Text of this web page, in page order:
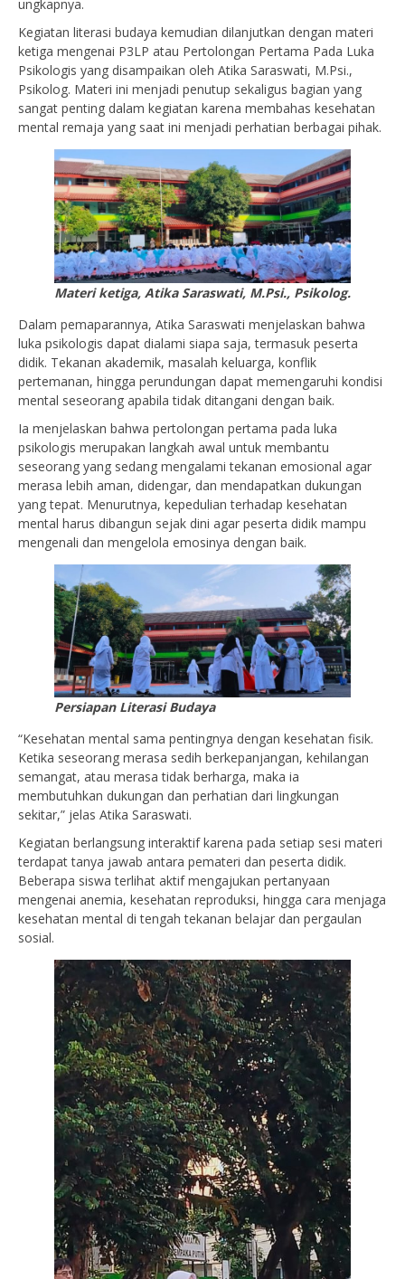
ungkapnya.
Kegiatan literasi budaya kemudian dilanjutkan dengan materi
ketiga mengenai P3LP atau Pertolongan Pertama Pada Luka
Psikologis yang disampaikan oleh Atika Saraswati, M.Psi.,
Psikolog. Materi ini menjadi penutup sekaligus bagian yang
sangat penting dalam kegiatan karena membahas kesehatan
mental remaja yang saat ini menjadi perhatian berbagai pihak.
Materi ketiga, Atika Saraswati, M.Psi., Psikolog.
Dalam pemaparannya, Atika Saraswati menjelaskan bahwa
luka psikologis dapat dialami siapa saja, termasuk peserta
didik. Tekanan akademik, masalah keluarga, konflik
pertemanan, hingga perundungan dapat memengaruhi kondisi
mental seseorang apabila tidak ditangani dengan baik.
Ia menjelaskan bahwa pertolongan pertama pada luka
psikologis merupakan langkah awal untuk membantu
seseorang yang sedang mengalami tekanan emosional agar
merasa lebih aman, didengar, dan mendapatkan dukungan
yang tepat. Menurutnya, kepedulian terhadap kesehatan
mental harus dibangun sejak dini agar peserta didik mampu
mengenali dan mengelola emosinya dengan baik.
Persiapan Literasi Budaya
“Kesehatan mental sama pentingnya dengan kesehatan fisik.
Ketika seseorang merasa sedih berkepanjangan, kehilangan
semangat, atau merasa tidak berharga, maka ia
membutuhkan dukungan dan perhatian dari lingkungan
sekitar,” jelas Atika Saraswati.
Kegiatan berlangsung interaktif karena pada setiap sesi materi
terdapat tanya jawab antara pemateri dan peserta didik.
Beberapa siswa terlihat aktif mengajukan pertanyaan
mengenai anemia, kesehatan reproduksi, hingga cara menjaga
kesehatan mental di tengah tekanan belajar dan pergaulan
sosial.